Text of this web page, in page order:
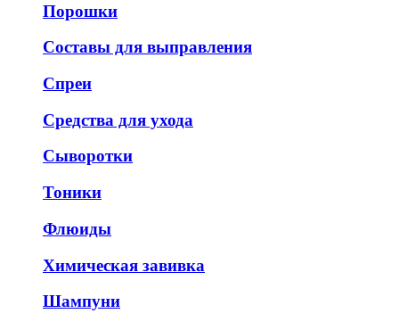
Порошки
Составы для выправления
Спреи
Средства для ухода
Сыворотки
Тоники
Флюиды
Химическая завивка
Шампуни